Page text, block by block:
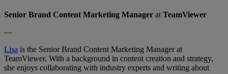
Senior Brand Content Marketing Manager at TeamViewer
—
Lisa is the Senior Brand Content Marketing Manager at
TeamViewer. With a background in content creation and strategy,
she enjoys collaborating with industry experts and writing about